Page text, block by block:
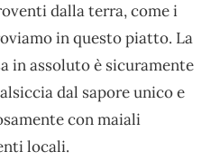
dalla terra, come i
in questo piatto. La
in assoluto è sicuramente
dal sapore unico e
con maiali
locali.